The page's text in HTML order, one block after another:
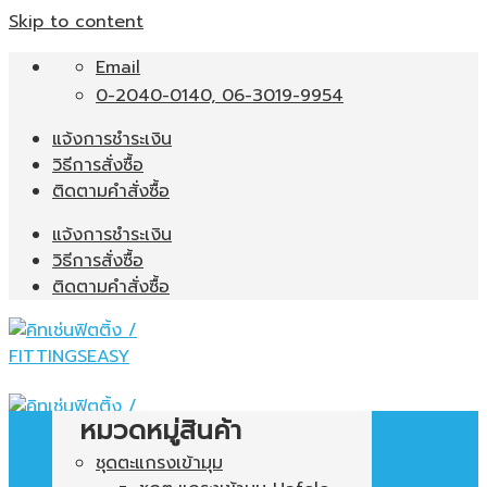
Skip to content
Email
0-2040-0140, 06-3019-9954
แจ้งการชำระเงิน
วิธีการสั่งซื้อ
ติดตามคำสั่งซื้อ
แจ้งการชำระเงิน
วิธีการสั่งซื้อ
ติดตามคำสั่งซื้อ
หมวดหมู่สินค้า
ชุดตะแกรงเข้ามุม